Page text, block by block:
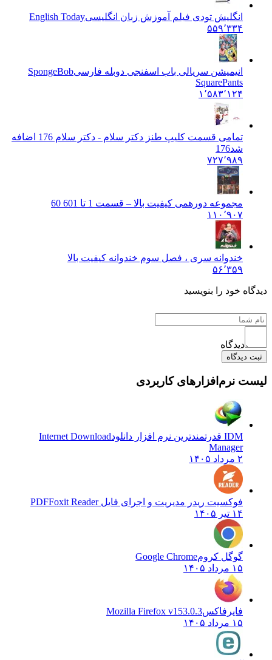
انگلیش تودی فیلم آموزش زبان انگليسیEnglish Today
۵۵۹٬۳۳۴
انیمیشن سریالی باب اسفنجی دوبله فارسیSpongeBob
SquarePants
۱٬۵۸۳٬۱۲۴
تمامی قسمت کلیپ طنز دکتر سلام - دکتر سلام 176 اضافه
شد176
۷۲۷٬۹۸۹
مجموعه دورهمی کیفیت بالا – قسمت 1 تا 60
1 60
۱۱۰٬۹۰۷
خندوانه سری ، فصل سوم خندوانه کیفیت بالا
۵۶٬۳۵۹
دیدگاه خود را بنویسید
دیدگاه
ثبت دیدگاه
لیست نرم‌افزارهای کاربردی
IDM قدرتمندترین نرم افزار دانلود
Internet Download
Manager
۲ مرداد ۱۴۰۵
فوکسیت ریدر مدیریت و اجرای فایل PDFFoxit Reader
۱۴ تیر ۱۴۰۵
گوگل کرومGoogle Chrome
۱۵ مرداد ۱۴۰۵
فایرفاکسMozilla Firefox v153.0.3
۱۵ مرداد ۱۴۰۵